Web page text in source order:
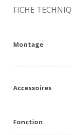
FICHE
Montage
Accessoires
Fonction